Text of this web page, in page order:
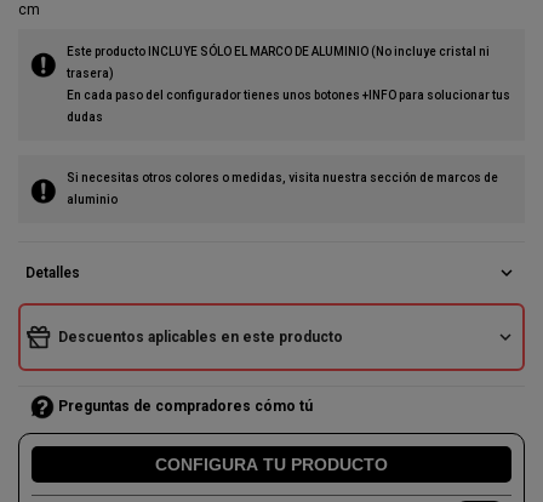
cm
Este producto INCLUYE SÓLO EL MARCO DE ALUMINIO (No incluye cristal ni
trasera)
En cada paso del configurador tienes unos botones +INFO para solucionar tus
dudas
Si necesitas otros colores o medidas, visita nuestra sección de marcos de
aluminio
Detalles expand_more
Descuentos aplicables en este producto expand_more
Preguntas de compradores cómo tú
CONFIGURA TU PRODUCTO